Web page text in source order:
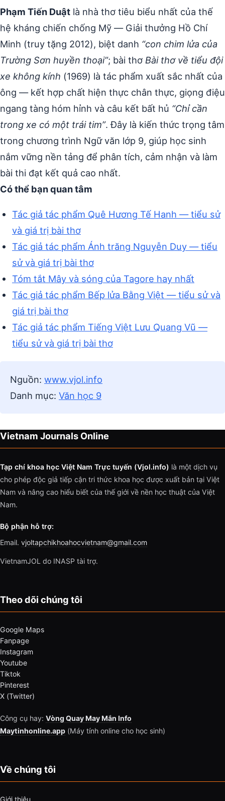
Phạm Tiến Duật là nhà thơ tiêu biểu nhất của thế
hệ kháng chiến chống Mỹ — Giải thưởng Hồ Chí
Minh (truy tặng 2012), biệt danh “con chim lửa của
Trường Sơn huyền thoại”; bài thơ Bài thơ về tiểu đội
xe không kính (1969) là tác phẩm xuất sắc nhất của
ông — kết hợp chất hiện thực chân thực, giọng điệu
ngang tàng hóm hỉnh và câu kết bất hủ “Chỉ cần
trong xe có một trái tim”. Đây là kiến thức trọng tâm
trong chương trình Ngữ văn lớp 9, giúp học sinh
nắm vững nền tảng để phân tích, cảm nhận và làm
bài thi đạt kết quả cao nhất.
Có thể bạn quan tâm
Tác giả tác phẩm Quê Hương Tế Hanh — tiểu sử
và giá trị bài thơ
Tác giả tác phẩm Ánh trăng Nguyễn Duy — tiểu
sử và giá trị bài thơ
Tóm tắt Mây và sóng của Tagore hay nhất
Tác giả tác phẩm Bếp lửa Bằng Việt — tiểu sử và
giá trị bài thơ
Tác giả tác phẩm Tiếng Việt Lưu Quang Vũ —
tiểu sử và giá trị bài thơ
Nguồn: www.vjol.info
Danh mục: Văn học 9
Vietnam Journals Online
Tạp chí khoa học Việt Nam Trực tuyến (Vjol.info) là một dịch vụ
cho phép độc giả tiếp cận tri thức khoa học được xuất bản tại Việt
Nam và nâng cao hiểu biết của thế giới về nền học thuật của Việt
Nam.
Bộ phận hỗ trợ:
Email. vjoltapchikhoahocvietnam@gmail.com
VietnamJOL do INASP tài trợ.
Theo dõi chúng tôi
Google Maps
Fanpage
Instagram
Youtube
Tiktok
Pinterest
X (Twitter)
Công cụ hay: Vòng Quay May Mắn Info
Maytinhonline.app (Máy tính online cho học sinh)
Về chúng tôi